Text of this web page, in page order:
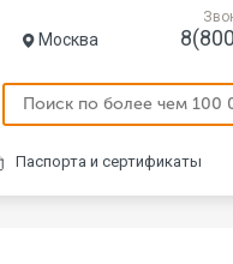
Москва
Паспорта и сертификаты